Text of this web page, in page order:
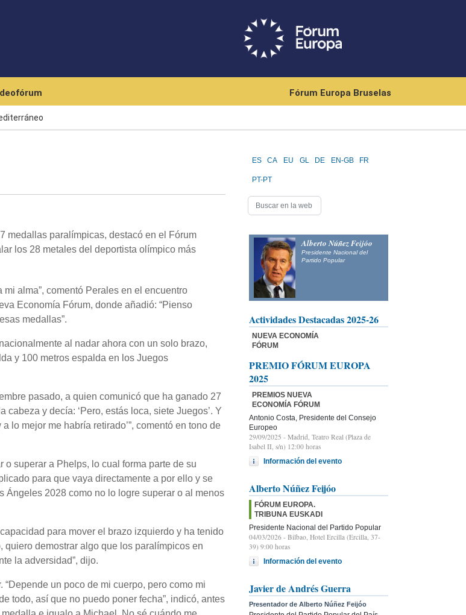
Fórum Europa Bruselas
medallas paralímpicas, destacó en el Fórum
los 28 metales del deportista olímpico más
alma”, comentó Perales en el encuentro
Economía Fórum, donde añadió: “Pienso
medallas”.
al nadar ahora con un solo brazo,
y 100 metros espalda en los Juegos
pasado, a quien comunicó que ha ganado 27
y decía: ‘Pero, estás loca, siete Juegos’. Y
lo mejor me habría retirado’”, comentó en tono de
o superar a Phelps, lo cual forma parte de su
para que vaya directamente a por ello y se
Ángeles 2028 como no lo logre superar o al menos
para mover el brazo izquierdo y ha tenido
quiero demostrar algo que los paralímpicos en
la adversidad”, dijo.
un poco de mi cuerpo, pero como mi
todo, así que no puedo poner fecha”, indicó, antes
ES CA EU GL DE EN-GB FR
PT-PT
Alberto Núñez Feijóo
Presidente Nacional del
Partido Popular
Actividades Destacadas 2025-26
NUEVA ECONOMÍA
FÓRUM
PREMIO FÓRUM EUROPA
2025
PREMIOS NUEVA
ECONOMÍA FÓRUM
Antonio Costa, Presidente del Consejo
Europeo
29/09/2025 - Madrid, Teatro Real (Plaza de
Isabel II, s/n) 12:00 horas
Información del evento
Alberto Núñez Feijóo
FÓRUM EUROPA.
TRIBUNA EUSKADI
Presidente Nacional del Partido Popular
04/03/2026 - Bilbao, Hotel Ercilla (Ercilla, 37-
39) 9:00 horas
Información del evento
Javier de Andrés Guerra
Presentador de Alberto Núñez Feijóo